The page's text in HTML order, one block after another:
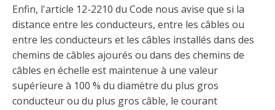
Taux horaires de référence pour des travaux
d’électricité en construction
Attention : Licence obligatoire
Mention Mixité
Ressources informationnelles
Documents de référence
Identification des véhicules et des documents
Taux horaires de référence pour des travaux
Admission à la CMEQ
Ressources informationnelles
Calendriers d'examen
Rapports et documentation
Rapports annuels de la CMEQ
Lois et règlements
Perfectionnement de la main-d’œuvre
Mars, mois de la formation
Logos formation continue
Enfin, l'article 12-2210 du Code nous avise que si la
distance entre les conducteurs, entre les câbles ou
entre les conducteurs et les câbles installés dans des
chemins de câbles ajourés ou dans des chemins de
câbles en échelle est maintenue à une valeur
supérieure à 100 % du diamètre du plus gros
conducteur ou du plus gros câble, le courant